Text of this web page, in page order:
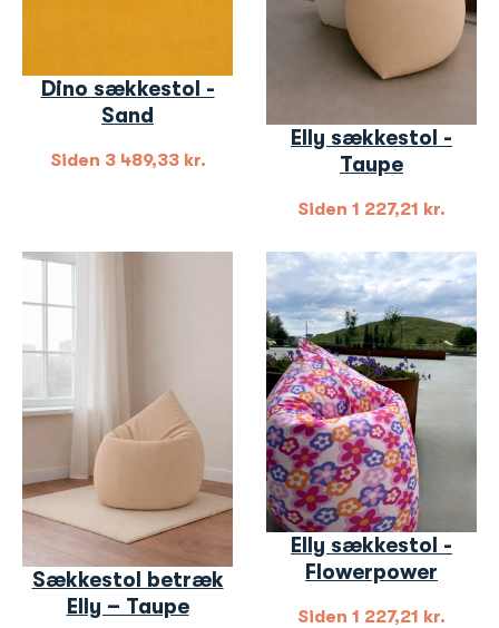
Dino sækkestol -
Sand
Siden 3 489,33 kr.
Elly sækkestol -
Taupe
Siden 1 227,21 kr.
Sækkestol betræk
Elly – Taupe
Elly sækkestol -
Flowerpower
Siden 1 227,21 kr.